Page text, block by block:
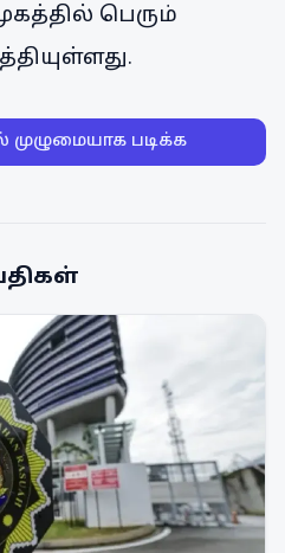
பெரும்
முழுமையாக படிக்க